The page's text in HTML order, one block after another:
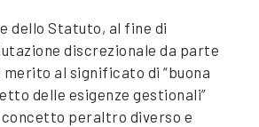
dello Statuto, al fine di
discrezionale da parte
al significato di “buona
delle esigenze gestionali”
peraltro diverso e